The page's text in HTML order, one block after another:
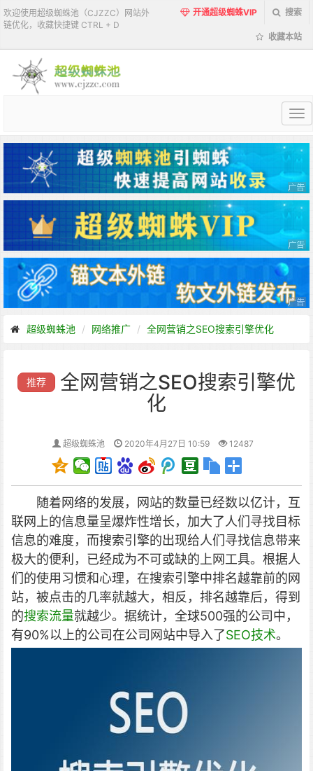
欢迎使用超级蜘蛛池（CJZZC）网站外
链优化，收藏快捷键 CTRL + D
开通超级蜘蛛VIP 搜索
收藏本站
超
蜘
蛛
池
超级蜘蛛池 网络推广 全网营销之SEO搜索引擎优化
推荐
全网营销之SEO搜索引擎优
化
超级蜘蛛池 2020年4月27日 10:59 12487
随着网络的发展，网站的数量已经数以亿计，互
联网上的信息量呈爆炸性增长，加大了人们寻找目标
信息的难度，而搜索引擎的出现给人们寻找信息带来
极大的便利，已经成为不可或缺的上网工具。 根据人
们的使用习惯和心理，在搜索引擎中排名越靠前的网
站，被点击的几率就越大，相反，排名越靠后，得到
的搜索流量就越少。据统计，全球500强的公司中，
有90%以上的公司在公司网站中导入了SEO技术。